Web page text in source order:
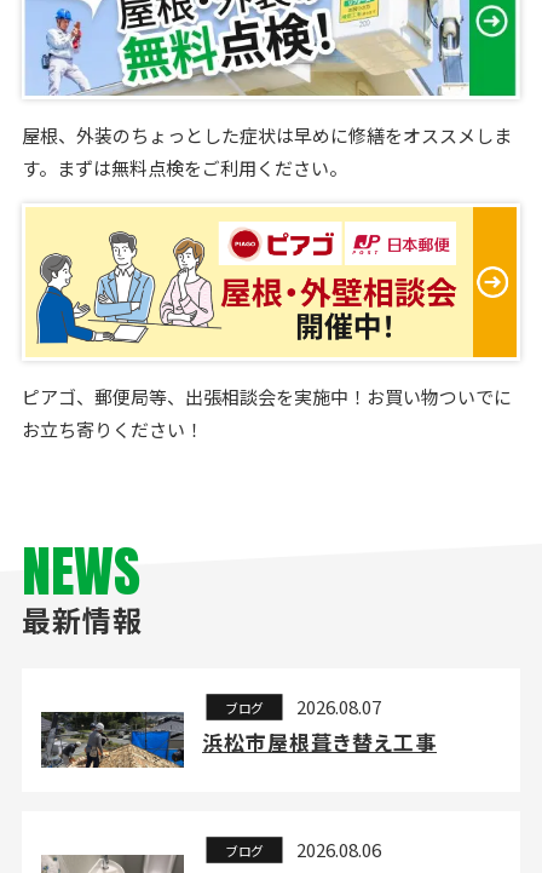
屋根、外装のちょっとした症状は早めに修繕をオススメしま
す。まずは無料点検をご利用ください。
ピアゴ、郵便局等、出張相談会を実施中！お買い物ついでに
お立ち寄りください！
NEWS
最新情報
ブログ 2026.08.07
浜松市屋根葺き替え工事
ブログ 2026.08.06